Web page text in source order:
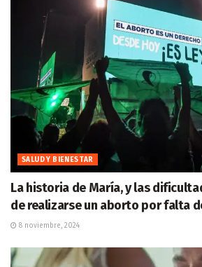
SALUD Y BIENESTAR
La historia de María, y las
de realizarse un aborto por falta
8 noviembre, 2024